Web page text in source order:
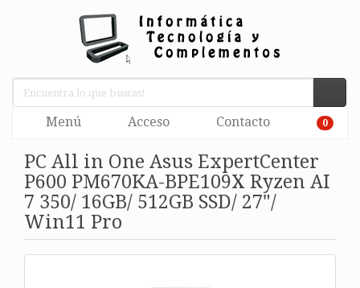
Menú Acceso Contacto 0
PC All in One Asus ExpertCenter
P600 PM670KA-BPE109X Ryzen AI
7 350/ 16GB/ 512GB SSD/ 27"/
Win11 Pro